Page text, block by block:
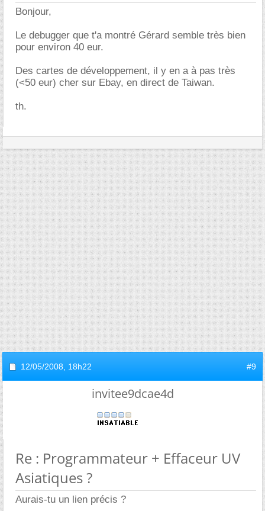
Bonjour,
Le debugger que t'a montré Gérard semble très bien
pour environ 40 eur.
Des cartes de développement, il y en a à pas très
(<50 eur) cher sur Ebay, en direct de Taiwan.
th.
12/05/2008, 18h22 #9
invitee9dcae4d
Re : Programmateur + Effaceur UV
Asiatiques ?
Aurais-tu un lien précis ?